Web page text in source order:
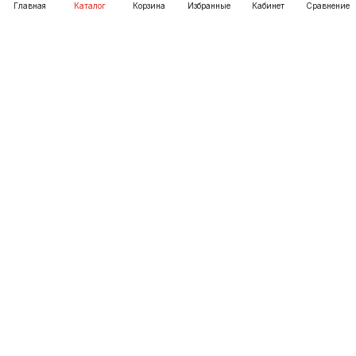
Главная Каталог Корзина Избранные Кабинет Сравнение